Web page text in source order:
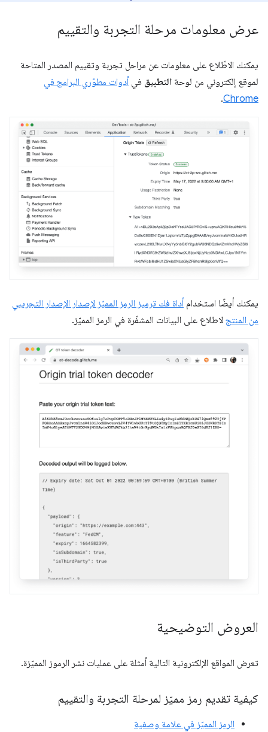
عرض معلومات مرحلة التجربة والتقييم
يمكنك الاطّلاع على معلومات عن مراحل تجربة وتقييم المصدر المتاحة
لموقع إلكتروني من لوحة التطبيق فيأدوات مطوّري البرامج في
Chrome
.
يمكنك أيضًا استخدامأداة فك ترميز الرمز المميّز لإصدار الإصدار التجريبي
من المنتج لاطلاع على البيانات المشفّرة في الرمز المميّز.
العروض التوضيحية
تعرض المواقع الإلكترونية التالية أمثلة على عمليات نشر الرموز المميّزة.
كيفية تقديم رمز مميّز لمرحلة التجربة والتقييم
الرمز المميّز في علامة وصفية